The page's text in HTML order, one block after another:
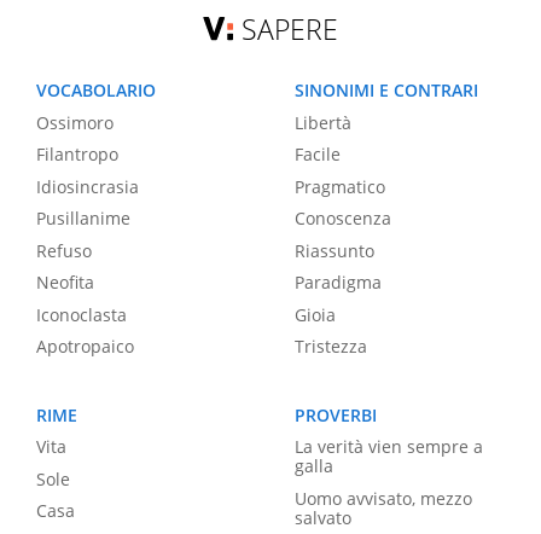
SAPERE
VOCABOLARIO
Ossimoro
Filantropo
Idiosincrasia
Pusillanime
Refuso
Neofita
Iconoclasta
Apotropaico
SINONIMI E CONTRARI
Libertà
Facile
Pragmatico
Conoscenza
Riassunto
Paradigma
Gioia
Tristezza
RIME
Vita
Sole
Casa
PROVERBI
La verità vien sempre a
galla
Uomo avvisato, mezzo
salvato